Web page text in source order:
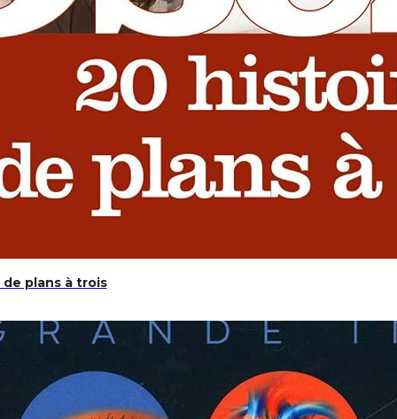
Niveau Facile, Avec Solutions. Gros Caractères
plans à trois